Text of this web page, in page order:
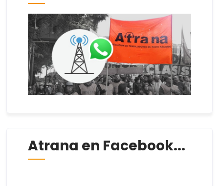
Atrana en Facebook...